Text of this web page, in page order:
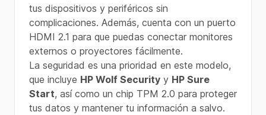
tus dispositivos y periféricos sin
complicaciones. Además, cuenta con un puerto
HDMI 2.1 para que puedas conectar monitores
externos o proyectores fácilmente.
La seguridad es una prioridad en este modelo,
que incluye HP Wolf Security y HP Sure
Start, así como un chip TPM 2.0 para proteger
tus datos y mantener tu información a salvo.